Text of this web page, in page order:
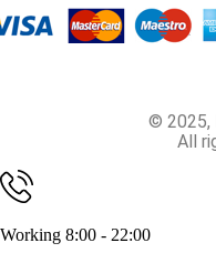
© 2025,
All
Working 8:00 - 22:00